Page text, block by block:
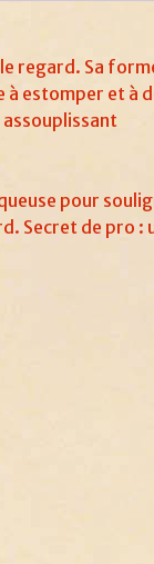
regard. Sa
à estomper et à
pour
Secret de pro :